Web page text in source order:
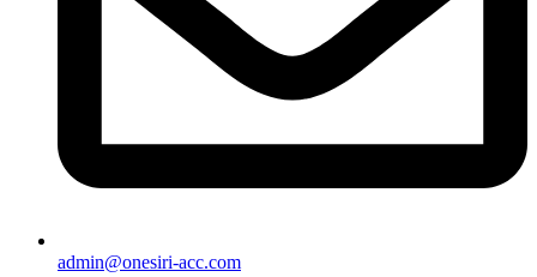
admin@onesiri-acc.com